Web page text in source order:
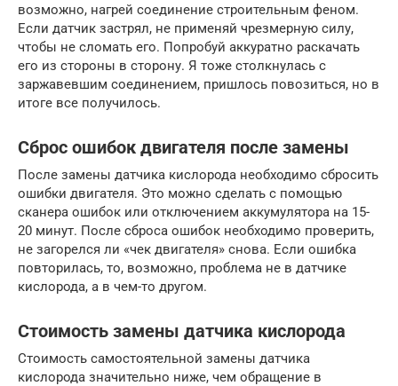
возможно, нагрей соединение строительным феном.
Если датчик застрял, не применяй чрезмерную силу,
чтобы не сломать его. Попробуй аккуратно раскачать
его из стороны в сторону. Я тоже столкнулась с
заржавевшим соединением, пришлось повозиться, но в
итоге все получилось.
Сброс ошибок двигателя после замены
После замены датчика кислорода необходимо сбросить
ошибки двигателя. Это можно сделать с помощью
сканера ошибок или отключением аккумулятора на 15-
20 минут. После сброса ошибок необходимо проверить,
не загорелся ли «чек двигателя» снова. Если ошибка
повторилась, то, возможно, проблема не в датчике
кислорода, а в чем-то другом.
Стоимость замены датчика кислорода
Стоимость самостоятельной замены датчика
кислорода значительно ниже, чем обращение в